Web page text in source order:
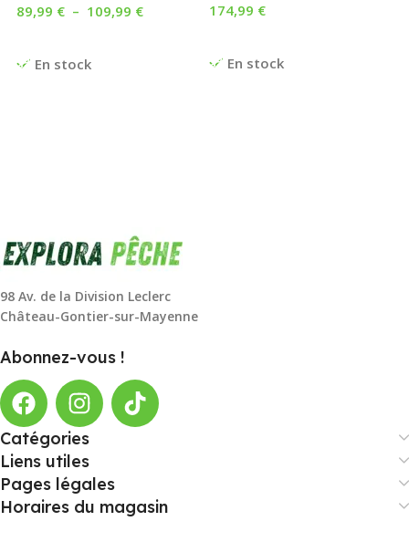
En stock
89,99 € – 109,99 €
En stock
174,99 €
98 Av. de la Division Leclerc
Château-Gontier-sur-Mayenne
Abonnez-vous !
Catégories
Liens utiles
Pages légales
Horaires du magasin